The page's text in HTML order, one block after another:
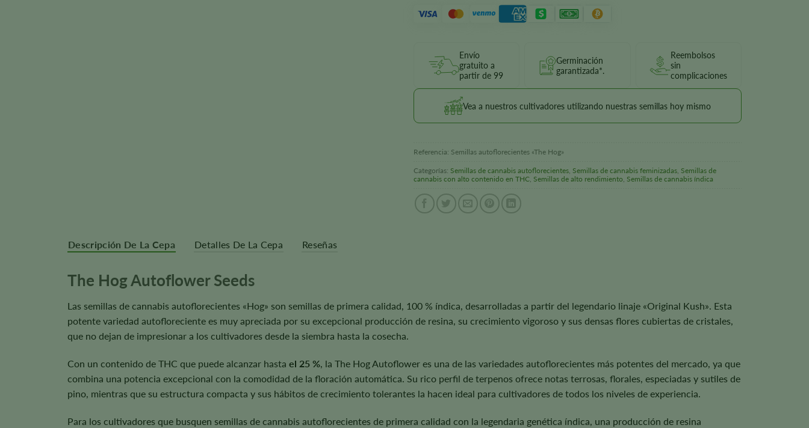
Envío
gratuito a
partir de 99
Germinación
garantizada*.
Reembolsos
sin
complicaciones
Vea a nuestros cultivadores utilizando nuestras semillas hoy mismo
Referencia: Semillas autoflorecientes «The Hog»
Categorías: Semillas de cannabis autoflorecientes, Semillas de cannabis feminizadas, Semillas de
cannabis con alto contenido en THC, Semillas de alto rendimiento, Semillas de cannabis índica
Descripción De La Cepa Detalles De La Cepa Reseñas
The Hog Autoflower Seeds
Las semillas de cannabis autoflorecientes «Hog» son semillas de primera calidad, 100 % índica, desarrolladas a partir del legendario linaje «Original Kush». Esta
potente variedad autofloreciente es muy apreciada por su excepcional producción de resina, su crecimiento vigoroso y sus densas flores cubiertas de cristales,
que no dejan de impresionar a los cultivadores desde la siembra hasta la cosecha.
Con un contenido de THC que puede alcanzar hasta el 25 % , la The Hog Autoflower es una de las variedades autoflorecientes más potentes del mercado, ya que
combina una potencia excepcional con la comodidad de la floración automática. Su rico perfil de terpenos ofrece notas terrosas, florales, especiadas y sutiles de
pino, mientras que su estructura compacta y sus hábitos de crecimiento tolerantes la hacen ideal para cultivadores de todos los niveles de experiencia.
Para los cultivadores que busquen semillas de cannabis autoflorecientes de primera calidad con la legendaria genética índica, una producción de resina